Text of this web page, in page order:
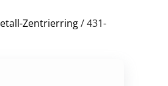
Zentrierring/ 431-